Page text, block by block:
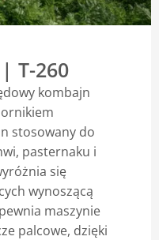
T-260
kombajn
stosowany do
pasternaku i
się
wynoszącą
maszynie
palcowe, dzięki